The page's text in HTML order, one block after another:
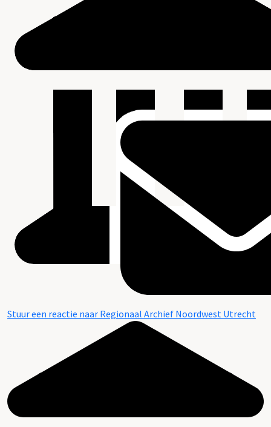
Stuur een reactie naar Regionaal Archief Noordwest Utrecht